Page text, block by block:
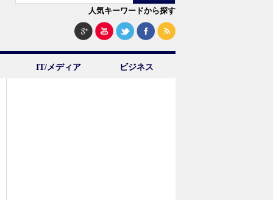
人気キーワードから探す
IT/メディア ビジネス